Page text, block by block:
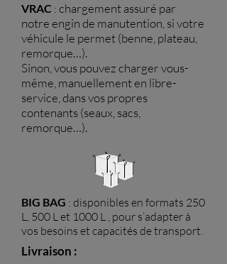
VRAC : chargement assuré par
notre engin de manutention, si votre
véhicule le permet (benne, plateau,
remorque…).
Sinon, vous pouvez charger vous-
même, manuellement en libre-
service, dans vos propres
contenants (seaux, sacs,
remorque…).
BIG BAG : disponibles en formats 250
L, 500 L et 1000 L , pour s’adapter à
vos besoins et capacités de transport.
Livraison :